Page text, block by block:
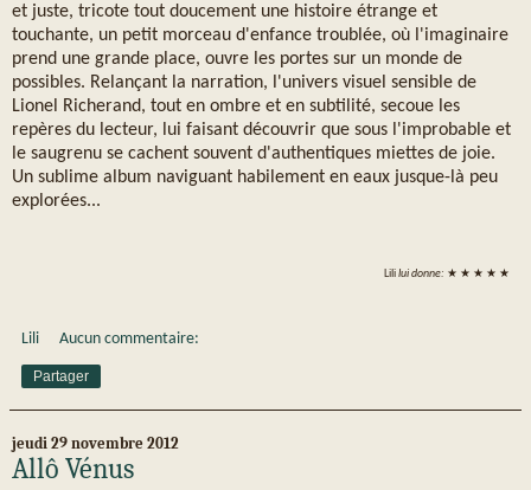
et juste, tricote tout doucement une histoire étrange et
touchante, un petit morceau d'enfance troublée, où l'imaginaire
prend une grande place, ouvre les portes sur un monde de
possibles. Relançant la narration, l'univers visuel sensible de
Lionel Richerand, tout en ombre et en subtilité, secoue les
repères du lecteur, lui faisant découvrir que sous l'improbable et
le saugrenu se cachent souvent d'authentiques miettes de joie.
Un sublime album naviguant habilement en eaux jusque-là peu
explorées...
Lililui donne: ★ ★ ★ ★ ★
Lili Aucun commentaire:
Partager
jeudi 29 novembre 2012
Allô Vénus